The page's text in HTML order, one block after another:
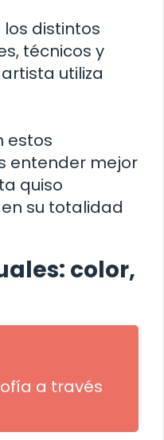
distintos
técnicos y
utiliza
estos
entender mejor
quiso
su totalidad
color,
a través